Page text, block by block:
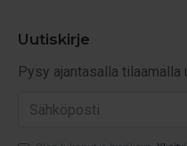
Uutiskirje
Pysy ajantasalla tilaamalla